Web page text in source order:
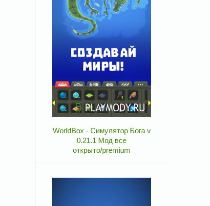
WorldBox - Симулятор Бога v
0.21.1 Мод все
открыто/premium